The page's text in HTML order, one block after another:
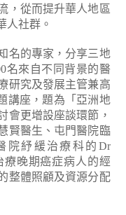
，從而提升華人地區
人社群。
名的專家，分享三地
名來自不同背景的醫
研究及發展主管兼高
講座，題為「亞洲地
會更增設座談環節，
賢醫生、屯門醫院臨
院紓緩治療科的Dr
療晚期癌症病人的經
整體照顧及資源分配